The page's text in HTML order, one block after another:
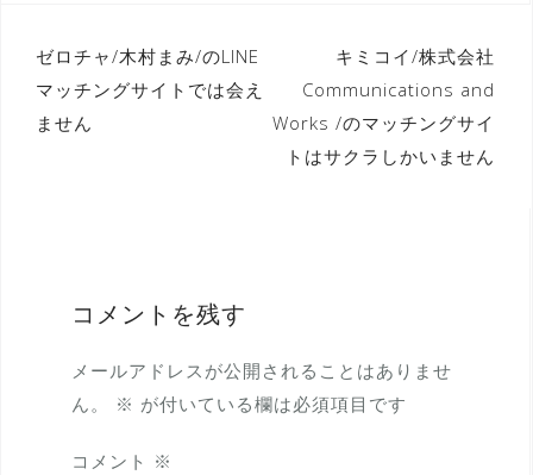
投
稿
ナ
ゼロチャ/木村まみ/のLINE
マッチングサイトでは会え
ません
キミコイ/株式会社
Communications and
Works /のマッチングサイ
トはサクラしかいません
コメントを残す
メールアドレスが公開されることはありませ
ん。
※ が付いている欄は必須項目です
コメント ※